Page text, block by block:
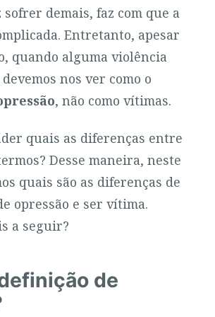
sofrer demais, faz com que a
Entretanto, apesar
quando alguma violência
nos ver como o
, não como vítimas.
quais as diferenças entre
Desse maneira, neste
quais são as diferenças de
opressão e ser vítima.
a seguir?
de